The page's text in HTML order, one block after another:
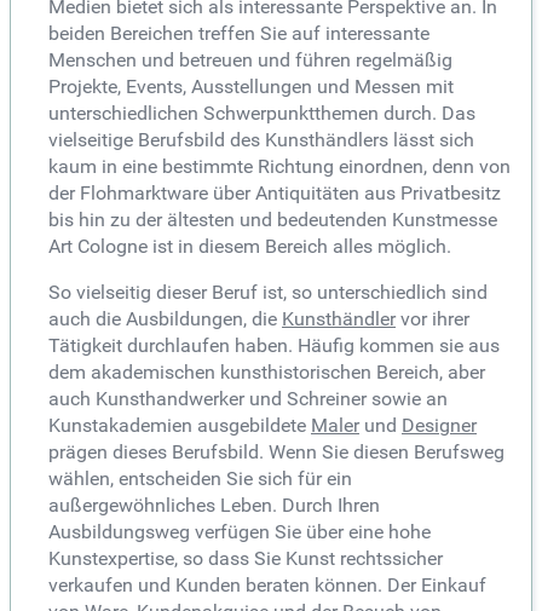
Medien bietet sich als interessante Perspektive an. In
beiden Bereichen treffen Sie auf interessante
Menschen und betreuen und führen regelmäßig
Projekte, Events, Ausstellungen und Messen mit
unterschiedlichen Schwerpunktthemen durch. Das
vielseitige Berufsbild des Kunsthändlers lässt sich
kaum in eine bestimmte Richtung einordnen, denn von
der Flohmarktware über Antiquitäten aus Privatbesitz
bis hin zu der ältesten und bedeutenden Kunstmesse
Art Cologne ist in diesem Bereich alles möglich.
So vielseitig dieser Beruf ist, so unterschiedlich sind
auch die Ausbildungen, die Kunsthändlervor ihrer
Tätigkeit durchlaufen haben. Häufig kommen sie aus
dem akademischen kunsthistorischen Bereich, aber
auch Kunsthandwerker und Schreiner sowie an
Kunstakademien ausgebildete Malerund Designer
prägen dieses Berufsbild. Wenn Sie diesen Berufsweg
wählen, entscheiden Sie sich für ein
außergewöhnliches Leben. Durch Ihren
Ausbildungsweg verfügen Sie über eine hohe
Kunstexpertise, so dass Sie Kunst rechtssicher
verkaufen und Kunden beraten können. Der Einkauf